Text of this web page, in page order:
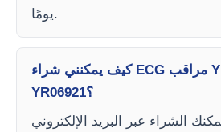
يومًا.
كيف يمكنني شراء ECG مراقب YR06920 -
YR06921؟
الشراء عبر البريد الإلكتروني